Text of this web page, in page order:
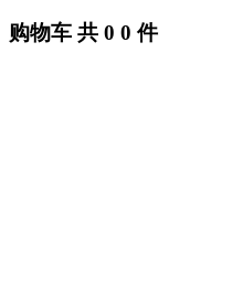
购物车 共 0 0 件